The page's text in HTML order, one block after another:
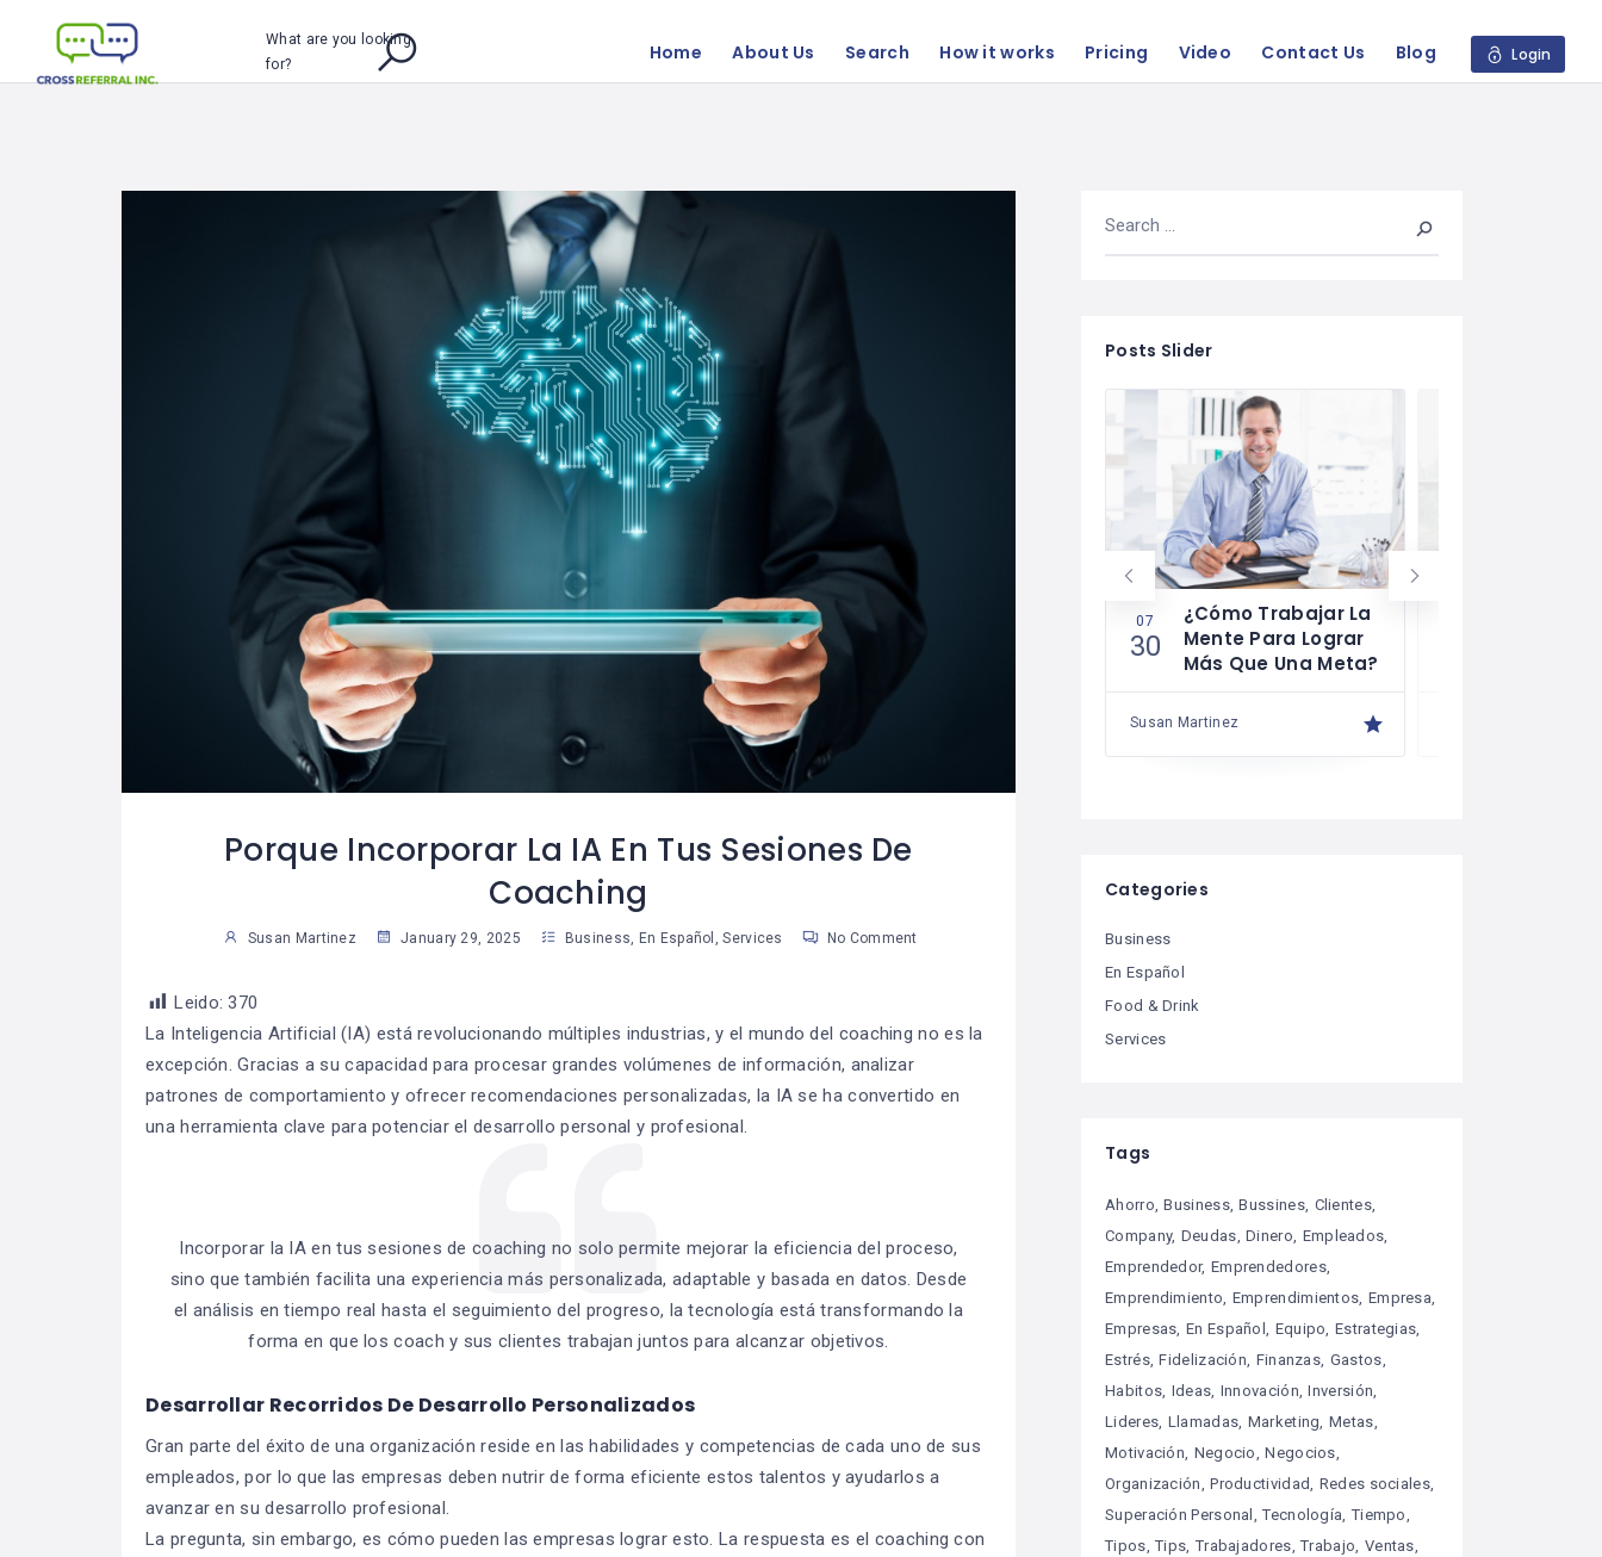
What are you looking
for?
Home About Us Search How it works Pricing Video Contact Us Blog Login
Porque Incorporar La IA En Tus Sesiones De
Coaching
Susan Martinez January 29, 2025 Business, En Español ,Services No Comment
Leido: 370
La Inteligencia Artificial (IA) está revolucionando múltiples industrias, y el mundo del coaching no es la
excepción. Gracias a su capacidad para procesar grandes volúmenes de información, analizar
patrones de comportamiento y ofrecer recomendaciones personalizadas, la IA se ha convertido en
una herramienta clave para potenciar el desarrollo personal y profesional.
Incorporar la IA en tus sesiones de coaching no solo permite mejorar la eficiencia del proceso,
sino que también facilita una experiencia más personalizada, adaptable y basada en datos. Desde
el análisis en tiempo real hasta el seguimiento del progreso, la tecnología está transformando la
forma en que los coach y sus clientes trabajan juntos para alcanzar objetivos.
Desarrollar Recorridos De Desarrollo Personalizados
Gran parte del éxito de una organización reside en las habilidades y competencias de cada uno de sus
empleados, por lo que las empresas deben nutrir de forma eficiente estos talentos y ayudarlos a
avanzar en su desarrollo profesional.
La pregunta, sin embargo, es cómo pueden las empresas lograr esto. La respuesta es el coaching con
Posts Slider
Cómo Desarrollar
La Autodisciplina
07
28
Por Qué El Ahorro Es
La Base De La
Riqueza
04
Las Reglas De Oro
Para Una Vida
Financiera
Saludable
Susan Martinez
07
30
¿Cómo Trabajar La
Mente Para Lograr
Más Que Una Meta?
Susan Martinez
Categories
Business
En Español
Food & Drink
Services
Tags
Ahorro Business Bussines Clientes
Company Deudas Dinero Empleados
Emprendedor Emprendedores
Emprendimiento Emprendimientos Empresa
Empresas En Español Equipo
Estrategias
Estrés Fidelización Finanzas Gastos
Habitos Ideas Innovación Inversión
Lideres Llamadas Marketing
Metas
Motivación Negocio
Negocios
Organización
Productividad Redes sociales
Superación Personal
Tecnología Tiempo
Tipos Tips Trabajadores Trabajo Ventas